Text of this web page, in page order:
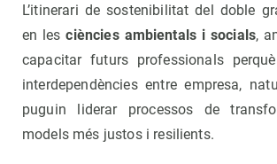
L’itinerari de sostenibilitat del doble
en lesciències ambientals i socials,
capacitar futurs professionals
interdependències entre empresa,
puguin liderar processos de
models més justos i resilients.